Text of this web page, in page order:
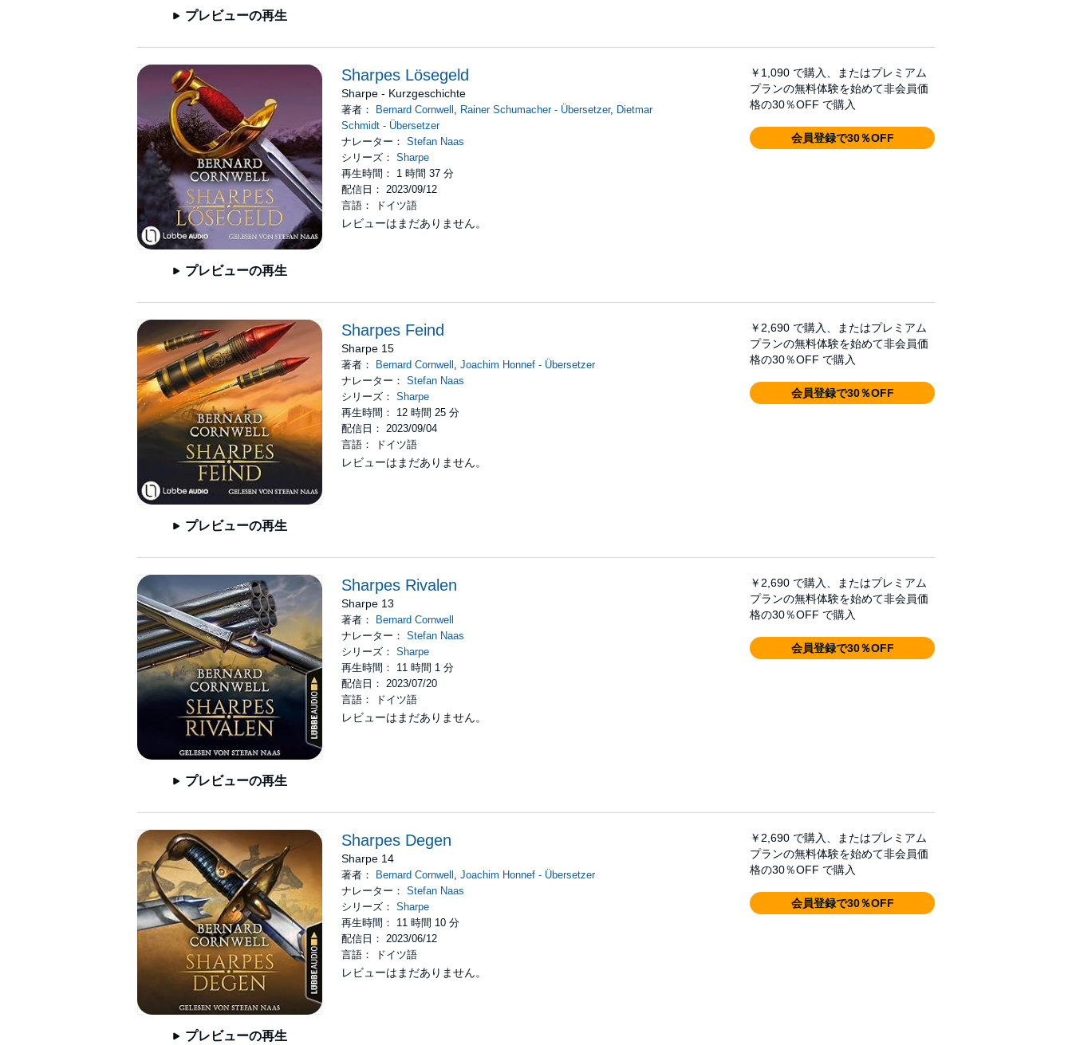
プレビューの再生
プレビューの再生
Sharpes Lösegeld
Sharpe - Kurzgeschichte
著者： Bernard Cornwell Rainer Schumacher - Übersetzer, Dietmar
Schmidt - Übersetzer
ナレーター： Stefan Naas
シリーズ： Sharpe
再生時間： 1 時間 37 分
配信日： 2023/09/12
言語： ドイツ語
レビューはまだありません。
￥1,090 で購入、またはプレミアム
プランの無料体験を始めて非会員価
格の30％OFF で購入
会員登録で30％OFF
プレビューの再生
Sharpes Feind
Sharpe 15
著者： Bernard Cornwell
Joachim Honnef - Übersetzer
ナレーター： Stefan Naas
シリーズ： Sharpe
再生時間： 12 時間 25 分
配信日： 2023/09/04
言語： ドイツ語
レビューはまだありません。
￥2,690 で購入、またはプレミアム
プランの無料体験を始めて非会員価
格の30％OFF で購入
会員登録で30％OFF
プレビューの再生
Sharpes Rivalen
Sharpe 13
著者：
Bernard Cornwell
ナレーター： Stefan Naas
シリーズ： Sharpe
再生時間： 11 時間 1 分
配信日： 2023/07/20
言語： ドイツ語
レビューはまだありません。
￥2,690 で購入、またはプレミアム
プランの無料体験を始めて非会員価
格の30％OFF で購入
会員登録で30％OFF
プレビューの再生
Sharpes Degen
Sharpe 14
著者： Bernard Cornwell
Joachim Honnef - Übersetzer
ナレーター： Stefan Naas
シリーズ： Sharpe
再生時間： 11 時間 10 分
配信日： 2023/06/12
言語： ドイツ語
レビューはまだありません。
￥2,690 で購入、またはプレミアム
プランの無料体験を始めて非会員価
格の30％OFF で購入
会員登録で30％OFF